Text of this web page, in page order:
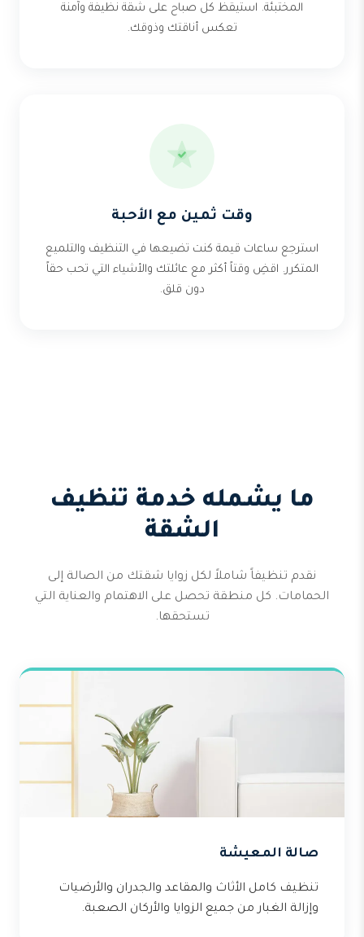
المختبئة. استيقظ كل صباح على شقة نظيفة وآمنة
تعكس أناقتك وذوقك.
وقت ثمين مع الأحبة
استرجع ساعات قيمة كنت تضيعها في التنظيف والتلميع
المتكرر. اقضِ وقتاً أكثر مع عائلتك والأشياء التي تحب حقاً
دون قلق.
ما يشمله خدمة تنظيف
الشقة
نقدم تنظيفاً شاملاً لكل زوايا شقتك من الصالة إلى
الحمامات. كل منطقة تحصل على الاهتمام والعناية التي
تستحقها.
صالة المعيشة
تنظيف كامل الأثاث والمقاعد والجدران والأرضيات
وإزالة الغبار من جميع الزوايا والأركان الصعبة.